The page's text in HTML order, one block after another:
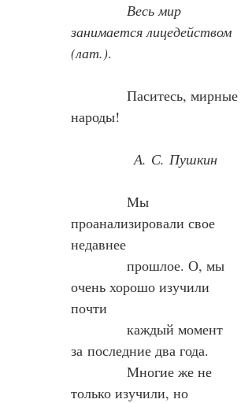
Весь мир
занимается лицедейством
(лат.).
Паситесь, мирные
народы!
А. С. Пушкин
Мы
проанализировали свое
недавнее
прошлое. О, мы
очень хорошо изучили
почти
каждый момент
за последние два года.
Многие же не
только изучили, но